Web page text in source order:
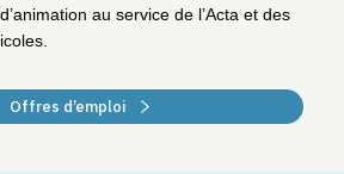
au service de l’Acta et des
Offres d’emploi